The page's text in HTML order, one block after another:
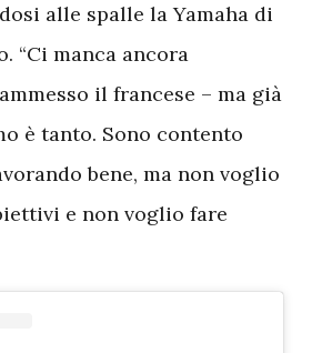
alle spalle la Yamaha di
“Ci manca ancora
il francese – ma già
è tanto. Sono contento
bene, ma non voglio
e non voglio fare